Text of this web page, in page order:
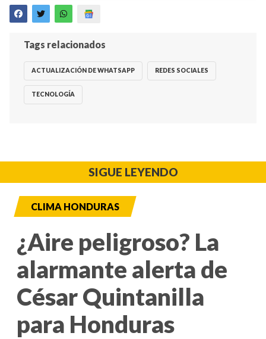
Tags relacionados
ACTUALIZACIÓN DE WHATSAPP REDES SOCIALES
TECNOLOGÍA
SIGUE LEYENDO
CLIMA HONDURAS
¿Aire peligroso? La
alarmante alerta de
César Quintanilla
para Honduras